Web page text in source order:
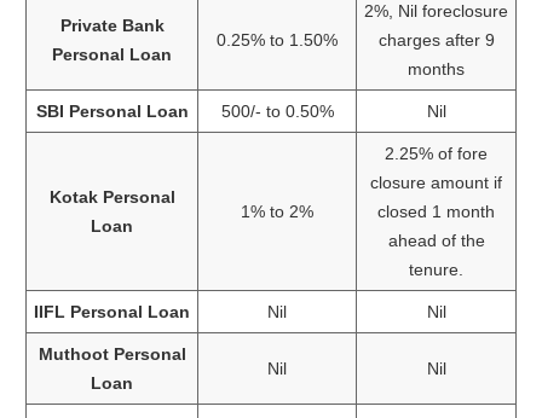
Private Bank
Personal Loan
0.25% to 1.50%
2%, Nil foreclosure
charges after 9
months
SBI Personal Loan 500/- to 0.50% Nil
Kotak Personal
Loan
1% to 2%
2.25% of fore
closure amount if
closed 1 month
ahead of the
tenure.
IIFL Personal Loan Nil Nil
Muthoot Personal
Loan
Nil Nil